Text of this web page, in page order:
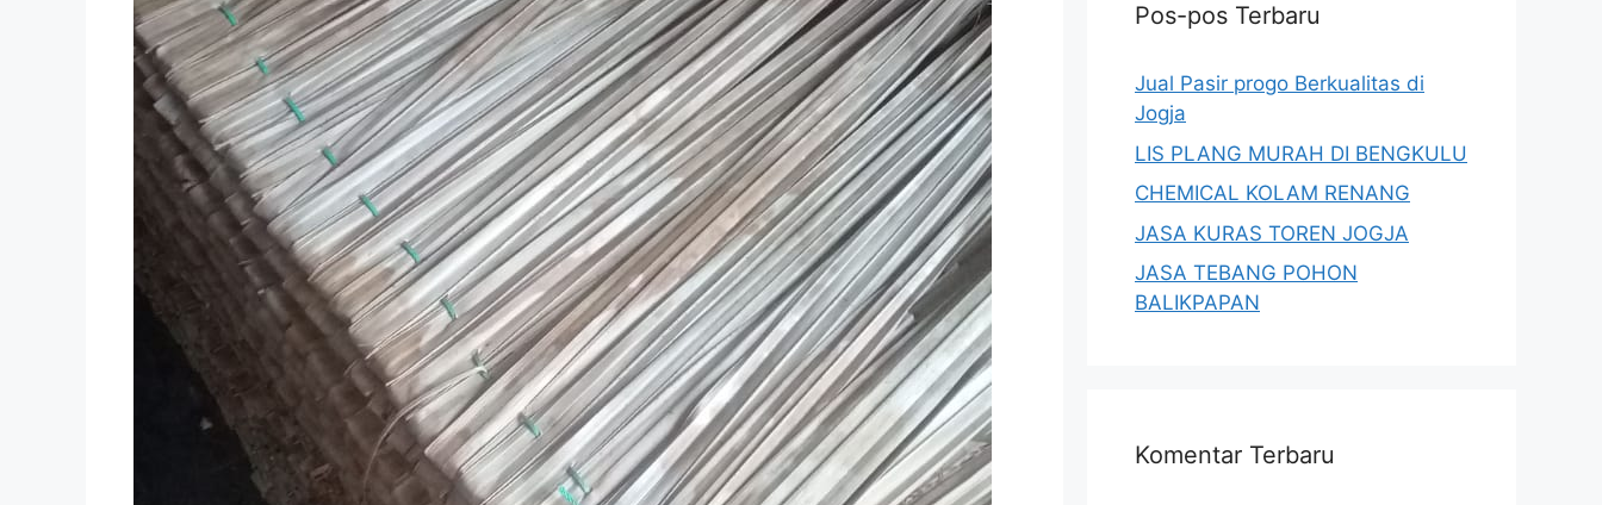
Pos-pos Terbaru
Jual Pasir progo Berkualitas di
Jogja
LIS PLANG MURAH DI BENGKULU
CHEMICAL KOLAM RENANG
JASA KURAS TOREN JOGJA
JASA TEBANG POHON
BALIKPAPAN
Komentar Terbaru